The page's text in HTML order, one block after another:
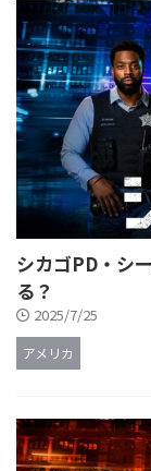
シカゴPD・シ
る？
2025/7/25
アメリカ